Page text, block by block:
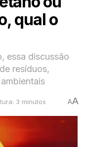
qual o
essa discussão
resíduos,
3 minutos AA